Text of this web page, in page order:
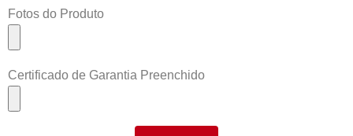
Fotos do Produto
Certificado de Garantia Preenchido